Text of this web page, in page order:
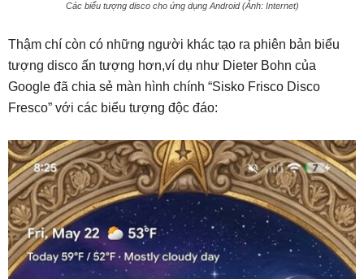
Các biểu tượng disco cho ứng dụng Android (Ảnh: Internet)
Thậm chí còn có những người khác tạo ra phiên bản biểu
tượng disco ấn tượng hơn,ví dụ như Dieter Bohn của
Google đã chia sẻ màn hình chính “Sisko Frisco Disco
Fresco” với các biểu tượng độc đáo: